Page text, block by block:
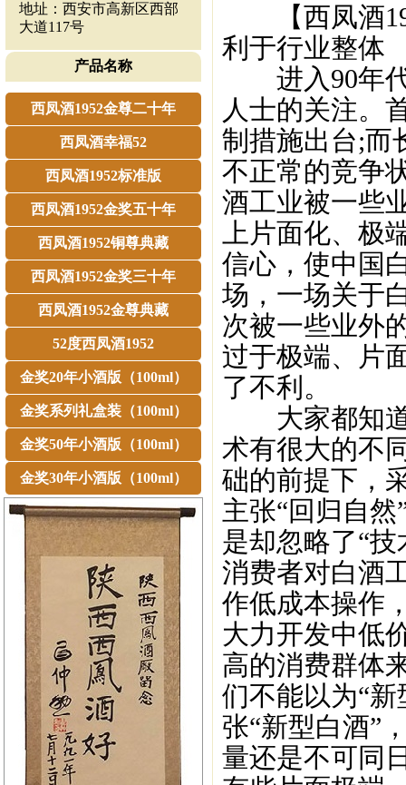
地址：西安市高新区西部
大道117号
产品名称
西凤酒1952金尊二十年
西凤酒幸福52
西凤酒1952标准版
西凤酒1952金奖五十年
西凤酒1952铜尊典藏
西凤酒1952金奖三十年
西凤酒1952金尊典藏
52度西凤酒1952
金奖20年小酒版（100ml）
金奖系列礼盒装（100ml）
金奖50年小酒版（100ml）
金奖30年小酒版（100ml）
【西凤酒
利于行业整体
进入90年代
人士的关注。
制措施出台;而
不正常的竞争
酒工业被一些
上片面化、极
信心，使中国
场，一场关于
次被一些业外
过于极端、片
了不利。
大家都知道
术有很大的不
础的前提下，
主张“回归自
是却忽略了“
消费者对白酒
作低成本操作
大力开发中低
高的消费群体
们不能以为“
张“新型白酒”
量还是不可同